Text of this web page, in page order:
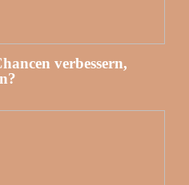
verbessern,